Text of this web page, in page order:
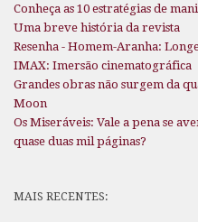
Conheça as 10 estratégias de
Uma breve história da revista
Resenha - Homem-Aranha:
IMAX: Imersão cinematográfica
Grandes obras não surgem da
Moon
Os Miseráveis: Vale a pena se
quase duas mil páginas?
MAIS RECENTES: